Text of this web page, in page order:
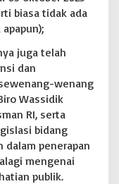
biasa tidak ada
juga telah
dan
wenang
Wassidik
RI, serta
bidang
dalam penerapan
mengenai
publik.